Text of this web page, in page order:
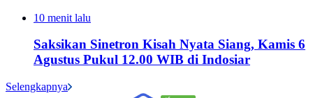
10 menit lalu
Saksikan Sinetron Kisah Nyata Siang, Kamis 6
Agustus Pukul 12.00 WIB di Indosiar
Selengkapnya